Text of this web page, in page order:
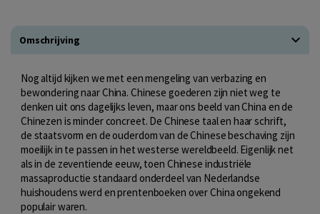
Omschrijving
Nog altijd kijken we met een mengeling van verbazing en
bewondering naar China. Chinese goederen zijn niet weg te
denken uit ons dagelijks leven, maar ons beeld van China en de
Chinezen is minder concreet. De Chinese taal en haar schrift,
de staatsvorm en de ouderdom van de Chinese beschaving zijn
moeilijk in te passen in het westerse wereldbeeld. Eigenlijk net
als in de zeventiende eeuw, toen Chinese industriële
massaproductie standaard onderdeel van Nederlandse
huishoudens werd en prentenboeken over China ongekend
populair waren.